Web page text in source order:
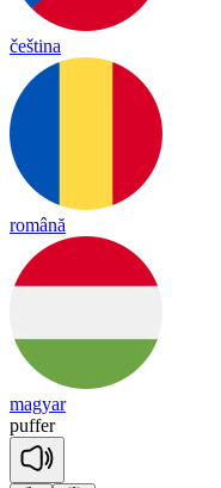
čeština
română
magyar
puffer